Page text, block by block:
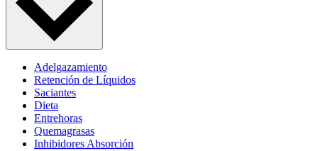
Adelgazamiento
Retención de Líquidos
Saciantes
Dieta
Entrehoras
Quemagrasas
Inhibidores Absorción